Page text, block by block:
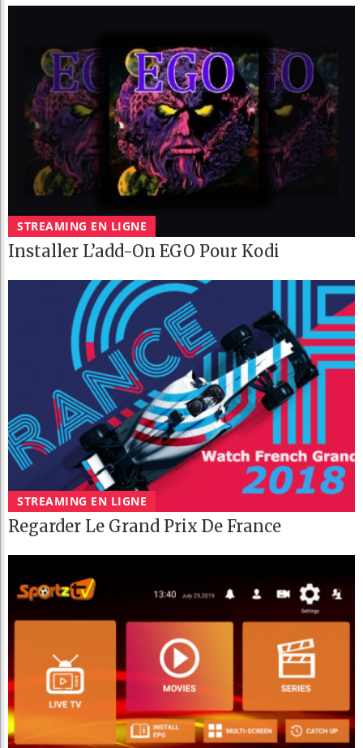
STREAMING EN LIGNE
Installer L’add-On EGO Pour Kodi
STREAMING EN LIGNE
Regarder Le Grand Prix De France